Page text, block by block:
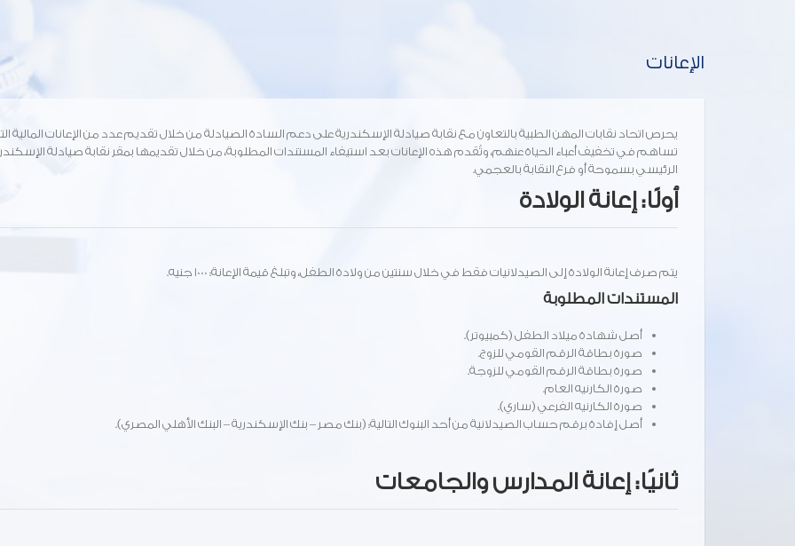
الإعانات
يحرص اتحاد نقابات المهن الطبية بالتعاون مع نقابة صيادلة الإسكندرية على دعم السادة الصيادلة من خلال تقديم عدد من الإعانات المالية
تساهم في تخفيف أعباء الحياة عنهم، وتُقدم هذه الإعانات بعد استيفاء المستندات المطلوبة، من خلال تقديمها بمقر نقابة صيادلة
الرئيسي بسموحة أو فرع النقابة بالعجمي.
أولًا: إعانة الولادة
يتم صرف إعانة الولادة إلى الصيدلانيات فقط في خلال سنتين من ولادة الطفل، وتبلغ قيمة الإعانة: 1000 جنيه.
المستندات المطلوبة
أصل شهادة ميلاد الطفل (كمبيوتر).
صورة بطاقة الرقم القومي للزوج.
صورة بطاقة الرقم القومي للزوجة.
صورة الكارنيه العام.
صورة الكارنيه الفرعي (ساري).
أصل إفادة برقم حساب الصيدلانية من أحد البنوك التالية: (بنك مصر – بنك الإسكندرية – البنك الأهلي المصري).
ثانيًا: إعانة المدارس والجامعات